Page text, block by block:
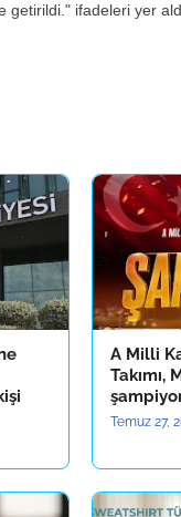
ifadeleri yer
A Milli
Temuz 27,